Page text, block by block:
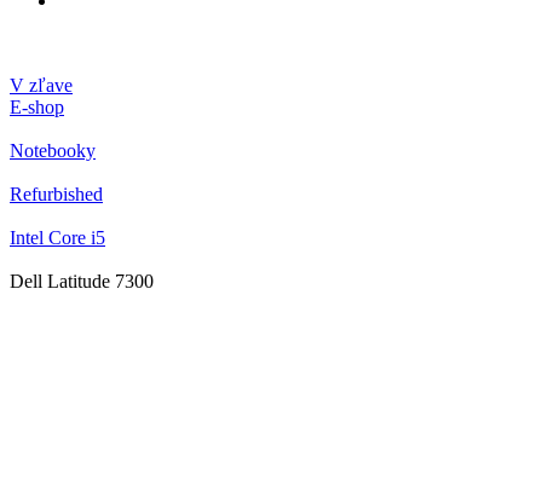
V zľave
E-shop
Notebooky
Refurbished
Intel Core i5
Dell Latitude 7300